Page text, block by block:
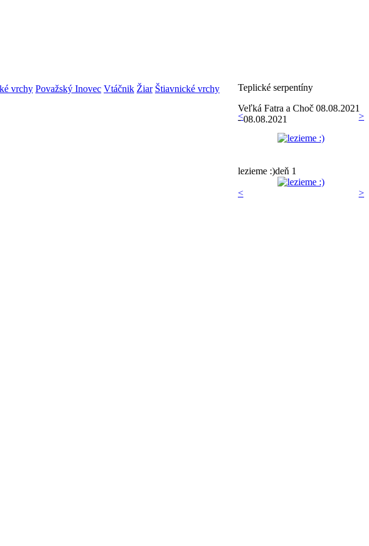
vrchy Považský Inovec Vtáčnik Žiar Štiavnické vrchy
Teplické serpentíny
Veľká Fatra a Choč 08.08.2021
- 08.08.2021
>
<
lezieme :)deň 1
>
<